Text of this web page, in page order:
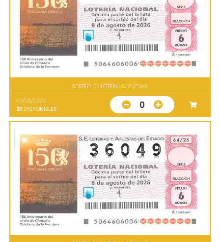
SORTEO DE LOTERIA NACIONAL
08/08/2026
21 DISPONIBLES 0